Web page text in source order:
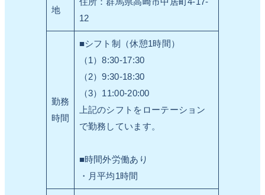
地
12
勤務
時間
■シフト制（休憩1時間）
（1）8:30-17:30
（2）9:30-18:30
（3）11:00-20:00
上記のシフトをローテーション
で勤務しています。
■時間外労働あり
・月平均1時間